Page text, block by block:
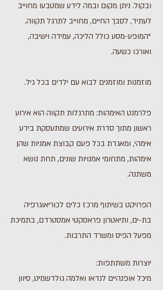
ובקול. ניתן מקום ובמה לידע שמטבעו מחוייב
לעתיד, לסבך החיים, מחוייב לתרגל תקווה.
*המופע-מסע כולל הליכה, עמידה וישיבה,
ואורכו כשעה.
מוזמנות ומוזמנים לבוא עם ילדים בכל גיל.
פלרמנט האימהות: מתרגלות תקווה הוא אירוע
ראשון מתוך סדרת אירועים שמתעסקת בידע
אימהי, ומאגדת בכל פעם קבוצת אמניות שהן
אימהות, מתחומי אמנויות שונים, תחת נושא
משתנה.
הפרויקט בשיתוף מרכז כלים לכוריאוגרפיה
בת-ים, ותיאטרון פראסקטי אמסטרדם, בתמיכת
מפעל הפיס ומשרד התרבות.
יוצרות משתתפות:
מיכל אופנהיים לנדאו ואלמה גולדשמיט, סיוון